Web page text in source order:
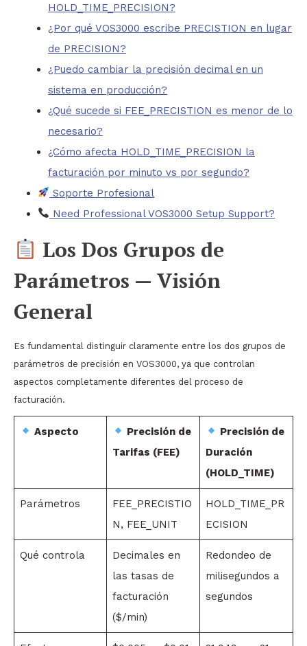
HOLD_TIME_PRECISION?
¿Por qué VOS3000 escribe PRECISTION en lugar
de PRECISION?
¿Puedo cambiar la precisión decimal en un
sistema en producción?
¿Qué sucede si FEE_PRECISTION es menor de lo
necesario?
¿Cómo afecta HOLD_TIME_PRECISION la
facturación por minuto vs por segundo?
Soporte Profesional
Need Professional VOS3000 Setup Support?
Los Dos Grupos de
Parámetros — Visión
General
Es fundamental distinguir claramente entre los dos grupos de
parámetros de precisión en VOS3000, ya que controlan
aspectos completamente diferentes del proceso de
facturación.
Aspecto
Precisión de
Tarifas (FEE)
Precisión de
Duración
(HOLD_TIME)
Parámetros
FEE_PRECISTIO
N, FEE_UNIT
HOLD_TIME_PR
ECISION
Qué controla
Decimales en
las tasas de
facturación
($/min)
Redondeo de
milisegundos a
segundos